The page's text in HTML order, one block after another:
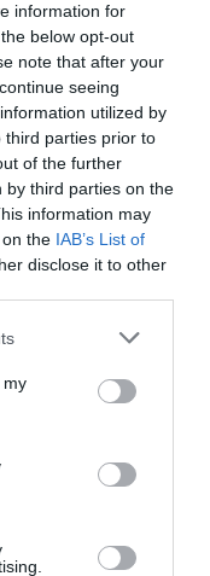
information for
below opt-out
note that after your
seeing
utilized by
third parties prior to
of the further
by third parties on the
information may
the IAB’s List of
disclose it to other
or more Google
You may click to
third-party tags to
in below Google
my